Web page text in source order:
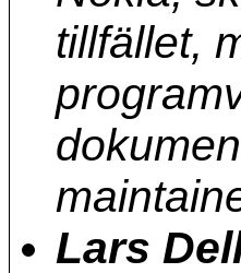
tillfället,
Lars